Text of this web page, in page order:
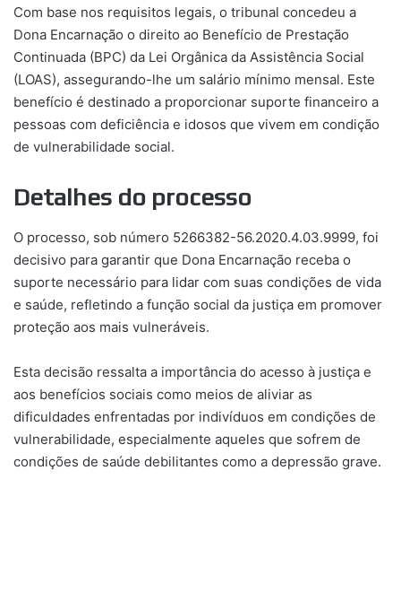
Com base nos requisitos legais, o tribunal concedeu a
Dona Encarnação o direito ao Benefício de Prestação
Continuada (BPC) da Lei Orgânica da Assistência Social
(LOAS), assegurando-lhe um salário mínimo mensal. Este
benefício é destinado a proporcionar suporte financeiro a
pessoas com deficiência e idosos que vivem em condição
de vulnerabilidade social.
Detalhes do processo
O processo, sob número 5266382-56.2020.4.03.9999, foi
decisivo para garantir que Dona Encarnação receba o
suporte necessário para lidar com suas condições de vida
e saúde, refletindo a função social da justiça em promover
proteção aos mais vulneráveis.
Esta decisão ressalta a importância do acesso à justiça e
aos benefícios sociais como meios de aliviar as
dificuldades enfrentadas por indivíduos em condições de
vulnerabilidade, especialmente aqueles que sofrem de
condições de saúde debilitantes como a depressão grave.